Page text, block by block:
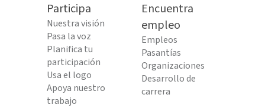
Participa
Nuestra visión
Pasa la voz
Planifica tu
participación
Usa el logo
Apoya nuestro
trabajo
Encuentra
empleo
Empleos
Pasantías
Organizaciones
Desarrollo de
carrera